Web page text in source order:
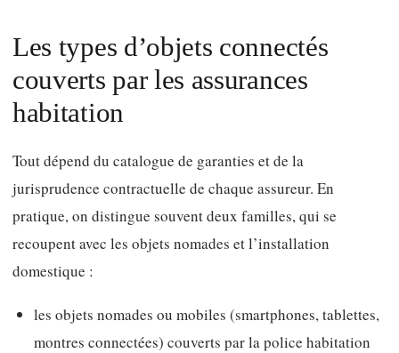
Les types d’objets connectés
couverts par les assurances
habitation
Tout dépend du catalogue de garanties et de la
jurisprudence contractuelle de chaque assureur. En
pratique, on distingue souvent deux familles, qui se
recoupent avec les objets nomades et l’installation
domestique :
les objets nomades ou mobiles (smartphones, tablettes,
montres connectées) couverts par la police habitation